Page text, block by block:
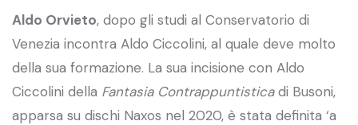
Aldo Orvieto, dopo gli studi al Conservatorio di
Venezia incontra Aldo Ciccolini, al quale deve molto
della sua formazione. La sua incisione con Aldo
Ciccolini della Fantasia Contrappuntisticadi Busoni,
apparsa su dischi Naxos nel 2020, è stata definita ‘a